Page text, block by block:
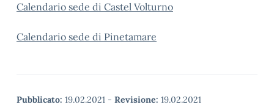
Calendario sede di Castel Volturno
Calendario sede di Pinetamare
Pubblicato: 19.02.2021 - Revisione: 19.02.2021